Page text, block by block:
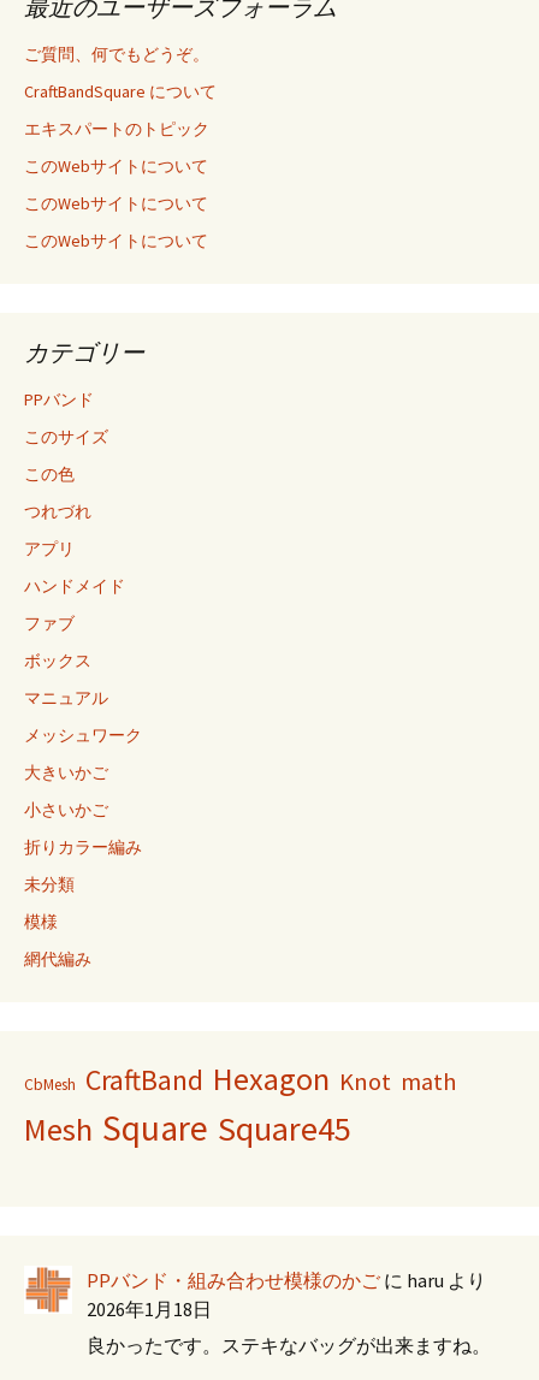
最近のユーザーズフォーラム
ご質問、何でもどうぞ。
CraftBandSquare について
エキスパートのトピック
このWebサイトについて
このWebサイトについて
このWebサイトについて
カテゴリー
PPバンド
このサイズ
この色
つれづれ
アプリ
ハンドメイド
ファブ
ボックス
マニュアル
メッシュワーク
大きいかご
小さいかご
折りカラー編み
未分類
模様
網代編み
CbMesh CraftBand Hexagon Knot math
Mesh Square Square45
PPバンド・組み合わせ模様のかご に haru より
2026年1月18日
良かったです。ステキなバッグが出来ますね。